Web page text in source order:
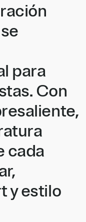
para
Con
cada
y estilo